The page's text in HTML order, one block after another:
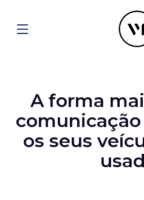
A forma
os seus